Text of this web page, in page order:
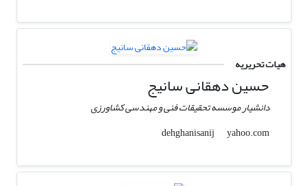
هیات تحریریه
حسین دهقانی سانیج
دانشیار موسسه تحقیقات فنی و مهندسی کشاورزی
dehghanisanij
yahoo.com